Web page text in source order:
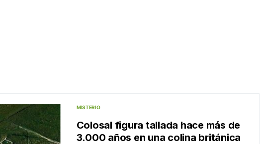
MISTERIO
Colosal figura tallada hace más de
3.000 años en una colina británica